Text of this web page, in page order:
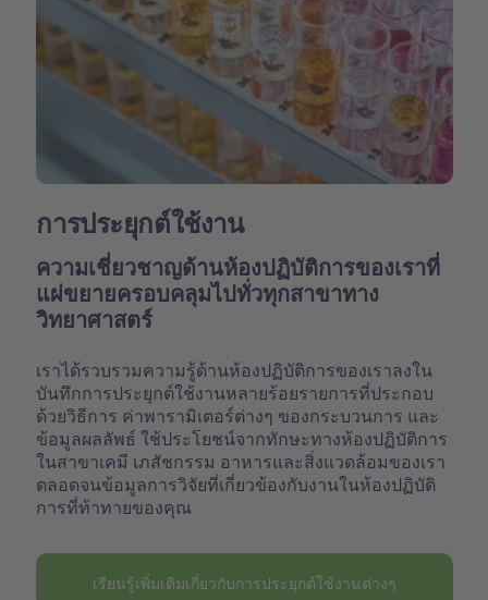
การประยุกต์ใช้งาน
ความเชี่ยวชาญด้านห้องปฏิบัติการของเราที่
แผ่ขยายครอบคลุมไปทั่วทุกสาขาทาง
วิทยาศาสตร์
เราได้รวบรวมความรู้ด้านห้องปฏิบัติการของเราลงใน
บันทึกการประยุกต์ใช้งานหลายร้อยรายการที่ประกอบ
ด้วยวิธีการ ค่าพารามิเตอร์ต่างๆ ของกระบวนการ และ
ข้อมูลผลลัพธ์ ใช้ประโยชน์จากทักษะทางห้องปฏิบัติการ
ในสาขาเคมี เภสัชกรรม อาหารและสิ่งแวดล้อมของเรา
ตลอดจนข้อมูลการวิจัยที่เกี่ยวข้องกับงานในห้องปฏิบัติ
การที่ท้าทายของคุณ
เรียนรู้เพิ่มเติมเกี่ยวกับการประยุกต์ใช้งานต่างๆ